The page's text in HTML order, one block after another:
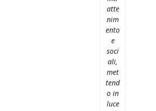
atte
nim
ento
e
soci
ali,
met
tend
o in
luce